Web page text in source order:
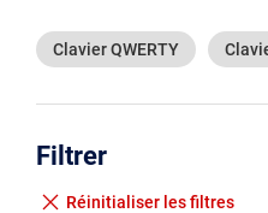
Clavier QWERTY
Filtrer
Réinitialiser les filtres